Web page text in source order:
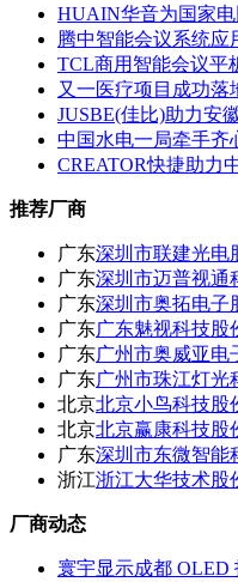
HUAIN华音为国家
腾中智能会议系统应
TCL商用智能会议平
又一医疗项目成功
JUSBE(佳比)助力安
中国水电一局牵手齐
CREATOR快捷助力
推荐厂商
广东深圳市联建光电
广东深圳市迈普视通
广东深圳市奥拓电子
广东广东魅视科技股
广东广州市奥威亚电
广东广州市珠江灯光
北京北京小鸟科技股
北京北京赢康科技股
广东深圳市东微智能
浙江浙江大华技术股
厂商动态
寰宇显示成都 OLED